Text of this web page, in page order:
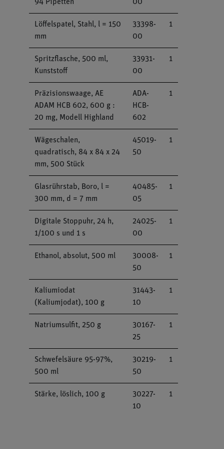
94 Pipetten
00
Löffelspatel, Stahl, l = 150
mm
33398-
00
1
Spritzflasche, 500 ml,
Kunststoff
33931-
00
1
Präzisionswaage, AE
ADAM HCB 602, 600 g :
20 mg, Modell Highland
ADA-
HCB-
602
1
Wägeschalen,
quadratisch, 84 x 84 x 24
mm, 500 Stück
45019-
50
1
Glasrührstab, Boro, l =
300 mm, d = 7 mm
40485-
05
1
Digitale Stoppuhr, 24 h,
1/100 s und 1 s
24025-
00
1
Ethanol, absolut, 500 ml
30008-
50
1
Kaliumiodat
(Kaliumjodat), 100 g
31443-
10
1
Natriumsulfit, 250 g
30167-
25
1
Schwefelsäure 95-97%,
500 ml
30219-
50
1
Stärke, löslich, 100 g
30227-
10
1